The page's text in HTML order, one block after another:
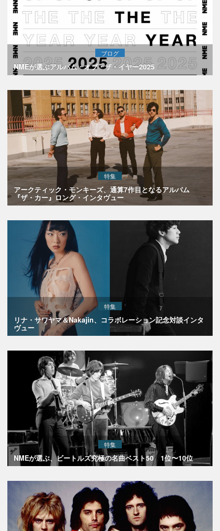
ブログ
NMEが選ぶアルバム・オブ・ザ・イヤー2025
特集
アークティック・モンキーズ、通算7作目となるアルバム
『ザ・カー』ロング・インタヴュー
特集
リナ・サワヤマ＆Nakajin、コラボレーション記念対談インタ
ヴュー
特集
NMEが選ぶ、ビートルズ究極の名曲ベスト50 1位〜10位